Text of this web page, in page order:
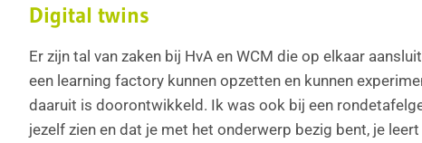
Digital twins
Er zijn tal van zaken bij HvA en WCM die op elkaar
een learning factory kunnen opzetten en kunnen
daaruit is doorontwikkeld. Ik was ook bij een
jezelf zien en dat je met het onderwerp bezig bent, je